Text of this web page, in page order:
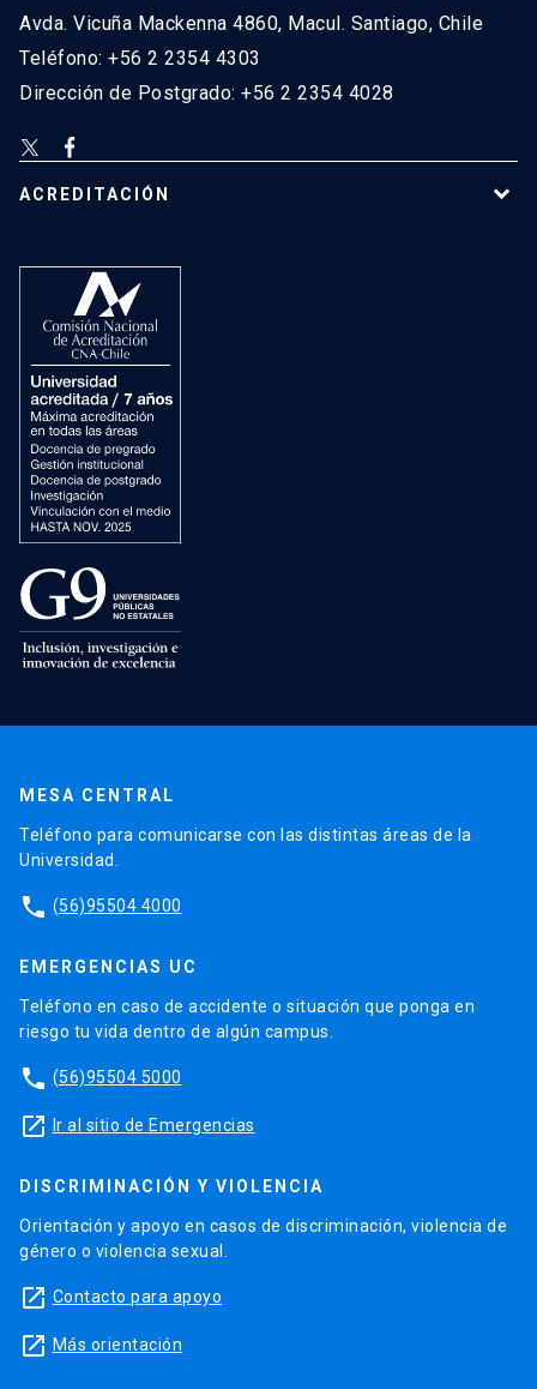
Avda. Vicuña Mackenna 4860, Macul. Santiago, Chile
Teléfono: +56 2 2354 4303
Dirección de Postgrado: +56 2 2354 4028
ACREDITACIÓN
MESA CENTRAL
Teléfono para comunicarse con las distintas áreas de la
Universidad.
phone (56)95504 4000
EMERGENCIAS UC
Teléfono en caso de accidente o situación que ponga en
riesgo tu vida dentro de algún campus.
phone (56)95504 5000
launch Ir al sitio de Emergencias
DISCRIMINACIÓN Y VIOLENCIA
Orientación y apoyo en casos de discriminación, violencia de
género o violencia sexual.
launch Contacto para apoyo
launch Más orientación